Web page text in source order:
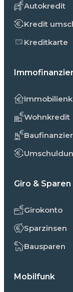
Autokredit
Kredit
Kreditkarte
Wohnkredit
Giro & Sparen
Girokonto
Sparzinsen
Bausparen
Mobilfunk